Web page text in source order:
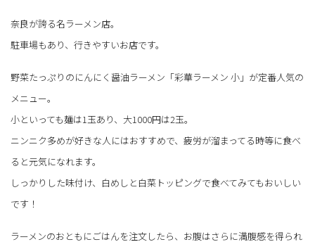
奈良が誇る名ラーメン店。
駐車場もあり、行きやすいお店です。
野菜たっぷりのにんにく醤油ラーメン「彩華ラーメン 小」が定番人気の
メニュー。
小といっても麺は1玉あり、大1000円は2玉。
ニンニク多めが好きな人にはおすすめで、疲労が溜まってる時等に食べ
ると元気になれます。
しっかりした味付け、白めしと白菜トッピングで食べてみてもおいしい
です！
ラーメンのおともにごはんを注文したら、お腹はさらに満腹感を得られ